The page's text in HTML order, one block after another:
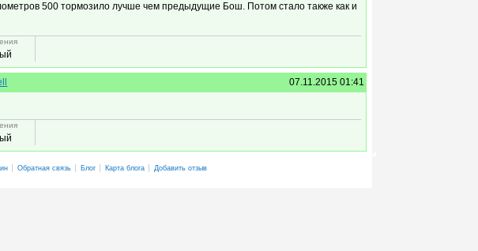
500 тормозило лучше чем предыдущие Бош. Потом стало также как и
07.11.2015 01:41
Обратная связь Блог Карта блога
Добавить отзыв